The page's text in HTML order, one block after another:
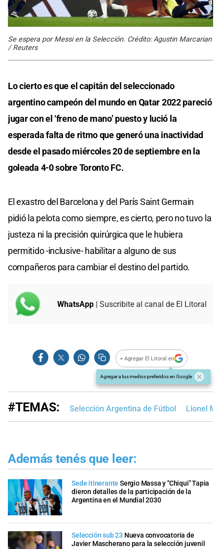
Se espera por Messi en la Selección. Crédito: Agustin Marcarian
/ Reuters
Lo cierto es que el capitán del seleccionado
argentino campeón del mundo en Qatar 2022 pareció
jugar con el ‘freno de mano’ puesto y lució la
esperada falta de ritmo que generó una inactividad
desde el pasado miércoles 20 de septiembre en la
goleada 4-0 sobre Toronto FC.
El exastro del Barcelona y del París Saint Germain
pidió la pelota como siempre, es cierto, pero no tuvo la
justeza ni la precisión quirúrgica que le hubiera
permitido -inclusive- habilitar a alguno de sus
compañeros para cambiar el destino del partido.
WhatsApp | Suscribite al canal de El Litoral
+ Agregar El Litoral en
Agregar a tus medios preferidos en Google
#TEMAS: Selección Argentina de Fútbol Lionel
Además tenés que leer:
Sede itinerante Sergio Massa y "Chiqui" Tapia
dieron detalles de la participación de la
Argentina en el Mundial 2030
Selección sub 23 Nueva convocatoria de
Javier Mascherano para la selección juvenil